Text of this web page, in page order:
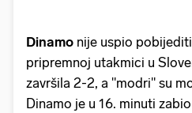
Dinamo nije uspio pobijediti
pripremnoj utakmici u
završila 2-2, a "modri" su
Dinamo je u 16. minuti